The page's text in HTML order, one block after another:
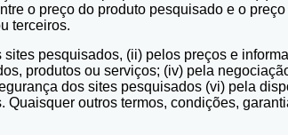
o preço do produto pesquisado e o
terceiros.
pesquisados, (ii) pelos preços e
produtos ou serviços; (iv) pela
dos sites pesquisados (vi) pela
outros termos, condições,